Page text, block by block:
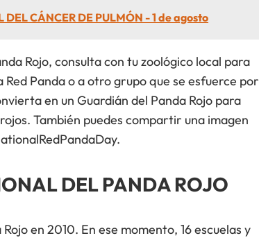
CÁNCER DE PULMÓN - 1 de agosto
Rojo, consulta con tu zoológico local para
Panda o a otro grupo que se esfuerce por
en un Guardián del Panda Rojo para
También puedes compartir una imagen
DEL PANDA ROJO
en 2010. En ese momento, 16 escuelas y